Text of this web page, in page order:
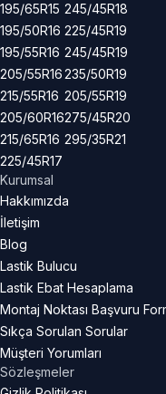
195/65R15
195/50R16
195/55R16
205/55R16
215/55R16
205/60R16
215/65R16
225/45R17
245/45R18
225/45R19
245/45R19
235/50R19
205/55R19
275/45R20
295/35R21
Kurumsal
Hakkımızda
İletişim
Blog
Lastik Bulucu
Lastik Ebat Hesaplama
Montaj Noktası Başvuru
Sıkça Sorulan Sorular
Müşteri Yorumları
Sözleşmeler